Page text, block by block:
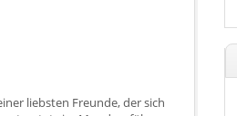
liebsten Freunde, der sich